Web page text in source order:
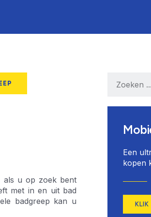
als u op zoek bent
met in en uit bad
badgreep kan u
Een
kopen
KLIK